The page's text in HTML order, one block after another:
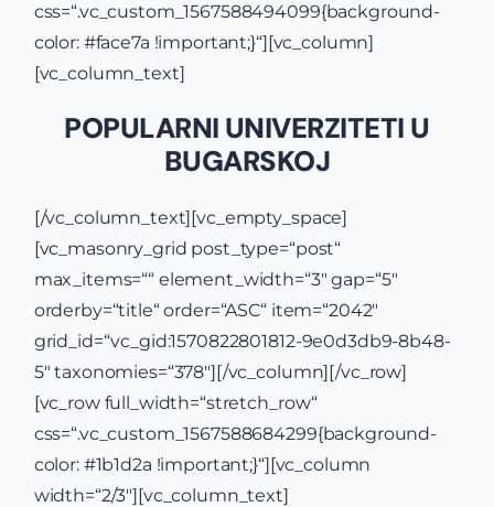
css=“.vc_custom_1567588494099{background-
color: #face7a !important;}“][vc_column]
[vc_column_text]
POPULARNI UNIVERZITETI U
BUGARSKOJ
[/vc_column_text][vc_empty_space]
[vc_masonry_grid post_type=“post“
max_items=““ element_width=“3″ gap=“5″
orderby=“title“ order=“ASC“ item=“2042″
grid_id=“vc_gid:1570822801812-9e0d3db9-8b48-
5″ taxonomies=“378″][/vc_column][/vc_row]
[vc_row full_width=“stretch_row“
css=“.vc_custom_1567588684299{background-
color: #1b1d2a !important;}“][vc_column
width=“2/3″][vc_column_text]